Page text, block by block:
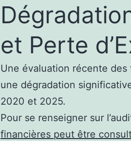
et Perte
Une évaluation récente
une dégradation
2020 et 2025.
Pour se renseigner sur
financières peut être